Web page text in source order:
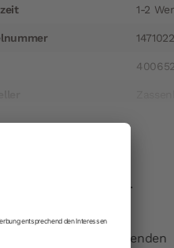
1-2
Anschrift
ein Gericht perfekt.
beweist.
gefertigt.
In dem ansprechenden